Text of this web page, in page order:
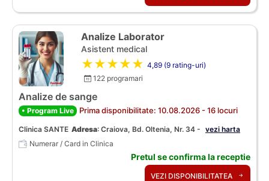
Analize Laborator
Asistent medical
★★★★★ 4,89 (9 rating-uri)
122 programari
Analize de sange
• Program Live Prima disponibilitate: 10.08.2026 - 16 locuri
Clinica SANTE Adresa: Craiova, Bd. Oltenia, Nr. 34 - vezi harta
Numerar / Card in Clinica
Pretul se confirma la receptie
VEZI DISPONIBILITATEA